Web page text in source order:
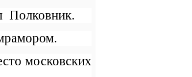
Полковник.
московских